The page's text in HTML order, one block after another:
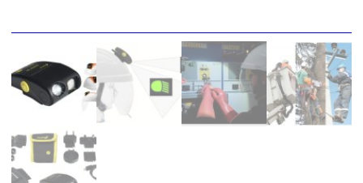
YRITYS
YHTEYS